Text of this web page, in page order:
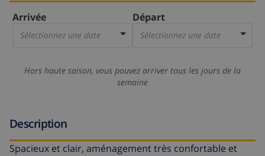
Arrivée
Sélectionnez une date
Départ
Sélectionnez une date
Hors haute saison, vous pouvez arriver tous les jours de la
semaine
Description
Spacieux et clair, aménagement très confortable et